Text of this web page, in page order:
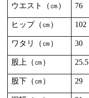
ウエスト（㎝） 76
ヒップ（㎝） 102
ワタリ（㎝） 30
股上（㎝） 25.5
股下（㎝） 29